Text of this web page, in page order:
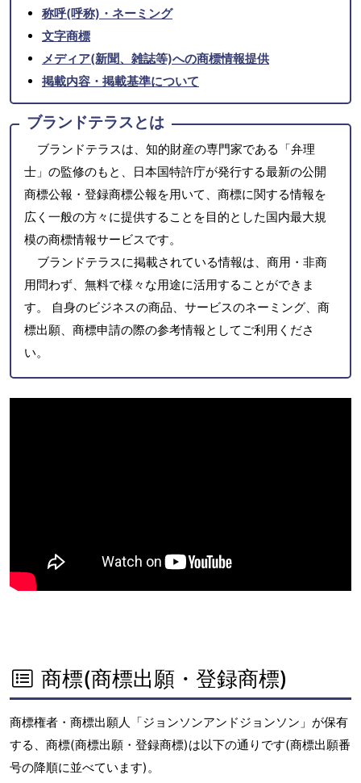
称呼(呼称)・ネーミング
文字商標
メディア(新聞、雑誌等)への商標情報提供
掲載内容・掲載基準について
ブランドテラスとは
ブランドテラスは、知的財産の専門家である「弁理
士」の監修のもと、日本国特許庁が発行する最新の公開
商標公報・登録商標公報を用いて、商標に関する情報を
広く一般の方々に提供することを目的とした国内最大規
模の商標情報サービスです。
ブランドテラスに掲載されている情報は、商用・非商
用問わず、無料で様々な用途に活用することができま
す。 自身のビジネスの商品、サービスのネーミング、商
標出願、商標申請の際の参考情報としてご利用くださ
い。
商標(商標出願・登録商標)
商標権者・商標出願人「ジョンソンアンドジョンソン」が保有
する、商標(商標出願・登録商標)は以下の通りです(商標出願番
号の降順に並べています)。